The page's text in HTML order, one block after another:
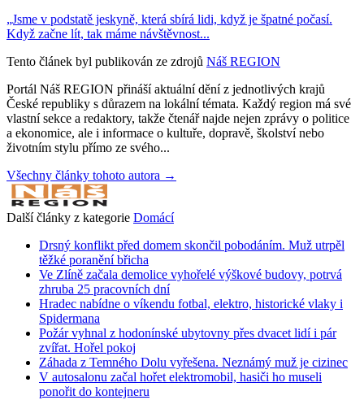
„Jsme v podstatě jeskyně, která sbírá lidi, když je špatné počasí.
Když začne lít, tak máme návštěvnost...
Tento článek byl publikován ze zdrojů Náš REGION
Portál Náš REGION přináší aktuální dění z jednotlivých krajů
České republiky s důrazem na lokální témata. Každý region má své
vlastní sekce a redaktory, takže čtenář najde nejen zprávy o politice
a ekonomice, ale i informace o kultuře, dopravě, školství nebo
životním stylu přímo ze svého...
Všechny články tohoto autora →
Další články z kategorie Domácí
Drsný konflikt před domem skončil pobodáním. Muž utrpěl
těžké poranění břicha
Ve Zlíně začala demolice vyhořelé výškové budovy, potrvá
zhruba 25 pracovních dní
Hradec nabídne o víkendu fotbal, elektro, historické vlaky i
Spidermana
Požár vyhnal z hodonínské ubytovny přes dvacet lidí i pár
zvířat. Hořel pokoj
Záhada z Temného Dolu vyřešena. Neznámý muž je cizinec
V autosalonu začal hořet elektromobil, hasiči ho museli
ponořit do kontejneru